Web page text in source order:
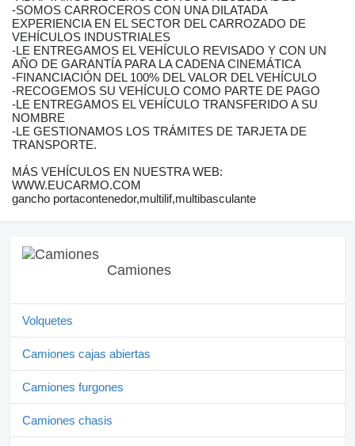
-SOMOS CARROCEROS CON UNA DILATADA
EXPERIENCIA EN EL SECTOR DEL CARROZADO DE
VEHÍCULOS INDUSTRIALES
-LE ENTREGAMOS EL VEHÍCULO REVISADO Y CON UN
AÑO DE GARANTÍA PARA LA CADENA CINEMÁTICA
-FINANCIACIÓN DEL 100% DEL VALOR DEL VEHÍCULO
-RECOGEMOS SU VEHÍCULO COMO PARTE DE PAGO
-LE ENTREGAMOS EL VEHÍCULO TRANSFERIDO A SU
NOMBRE
-LE GESTIONAMOS LOS TRÁMITES DE TARJETA DE
TRANSPORTE.
MÁS VEHÍCULOS EN NUESTRA WEB:
WWW.EUCARMO.COM
gancho portacontenedor,multilif,multibasculante
Camiones
Volquetes
Camiones cajas abiertas
Camiones furgones
Camiones chasis